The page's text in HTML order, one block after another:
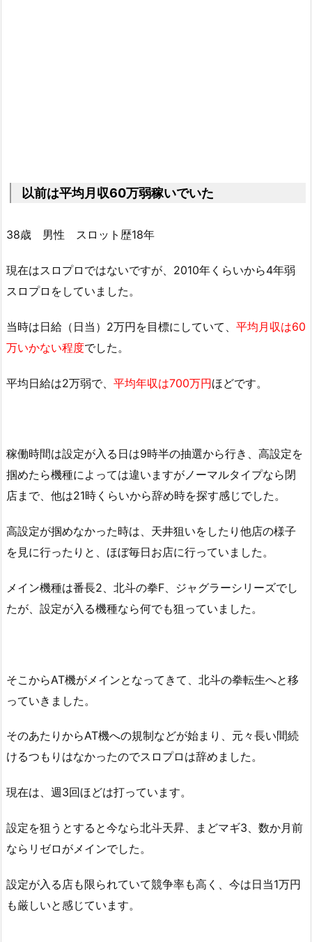
以前は平均月収60万弱稼いでいた
38歳 男性 スロット歴18年
現在はスロプロではないですが、2010年くらいから4年弱
スロプロをしていました。
当時は日給（日当）2万円を目標にしていて、 平均月収は60
万いかない程度でした。
平均日給は2万弱で、 平均年収は700万円ほどです。
稼働時間は設定が入る日は9時半の抽選から行き、高設定を
掴めたら機種によっては違いますがノーマルタイプなら閉
店まで、他は21時くらいから辞め時を探す感じでした。
高設定が掴めなかった時は、天井狙いをしたり他店の様子
を見に行ったりと、ほぼ毎日お店に行っていました。
メイン機種は番長2、北斗の拳F、ジャグラーシリーズでし
たが、設定が入る機種なら何でも狙っていました。
そこからAT機がメインとなってきて、北斗の拳転生へと移
っていきました。
そのあたりからAT機への規制などが始まり、元々長い間続
けるつもりはなかったのでスロプロは辞めました。
現在は、週3回ほどは打っています。
設定を狙うとすると今なら北斗天昇、まどマギ3、数か月前
ならリゼロがメインでした。
設定が入る店も限られていて競争率も高く、今は日当1万円
も厳しいと感じています。